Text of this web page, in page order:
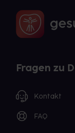
Fragen zu
Kontakt
FAQ